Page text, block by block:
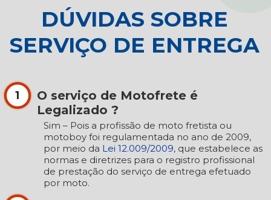
DÚVIDAS SOBRE
SERVIÇO DE ENTREGA
1
O serviço de Motofrete é
Legalizado ?
Sim – Pois a profissão de moto fretista ou
motoboy foi regulamentada no ano de 2009,
por meio da Lei 12.009/2009, que estabelece as
normas e diretrizes para o registro profissional
de prestação do serviço de entrega efetuado
por moto.